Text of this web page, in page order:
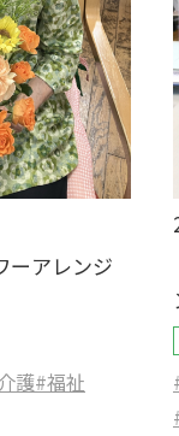
ーアレンジ
護#福祉